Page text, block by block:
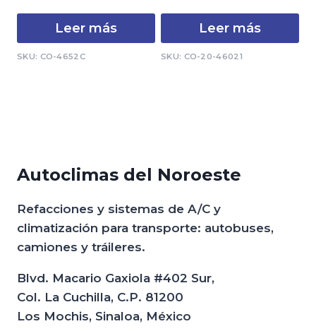
Leer más
SKU: CO-4652C
Leer más
SKU: CO-20-46021
Autoclimas del Noroeste
Refacciones y sistemas de A/C y
climatización para transporte: autobuses,
camiones y tráileres.
Blvd. Macario Gaxiola #402 Sur,
Col. La Cuchilla, C.P. 81200
Los Mochis, Sinaloa, México